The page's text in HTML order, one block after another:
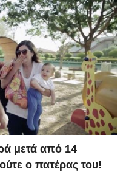
μετά από 14
ο πατέρας του!